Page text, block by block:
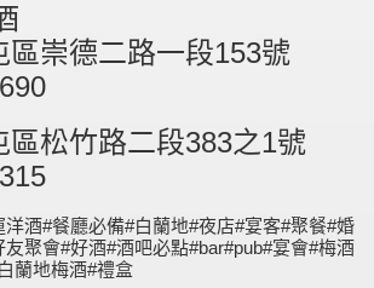
區崇德二路一段153號
區松竹路二段383之1號
酒#餐廳必備#白蘭地#夜店#宴客#聚餐#婚
聚會#好酒#酒吧必點#bar#pub#宴會#梅酒
蘭地梅酒#禮盒